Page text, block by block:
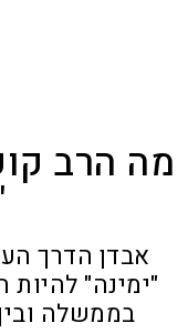
מה הרב
אבדן הדרך
"ימינה" להיות
בממשלה